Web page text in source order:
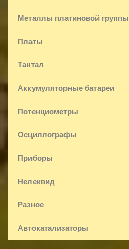
Металлы платиновой группы
Платы
Тантал
Аккумуляторные батареи
Потенциометры
Осциллографы
Приборы
Нелеквид
Разное
Автокатализаторы